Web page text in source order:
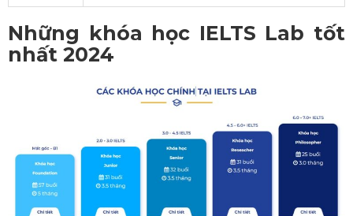
Những khóa học IELTS Lab tốt
nhất 2024